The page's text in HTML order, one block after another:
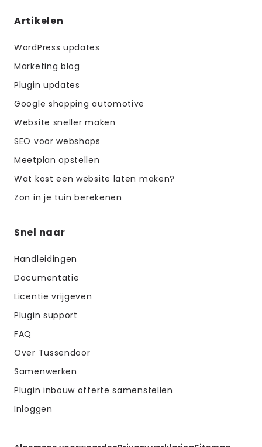
Artikelen
WordPress updates
Marketing blog
Plugin updates
Google shopping automotive
Website sneller maken
SEO voor webshops
Meetplan opstellen
Wat kost een website laten maken?
Zon in je tuin berekenen
Snel naar
Handleidingen
Documentatie
Licentie vrijgeven
Plugin support
FAQ
Over Tussendoor
Samenwerken
Plugin inbouw offerte samenstellen
Inloggen